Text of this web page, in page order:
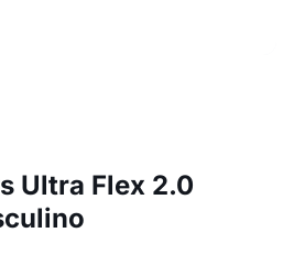
Ultra Flex 2.0